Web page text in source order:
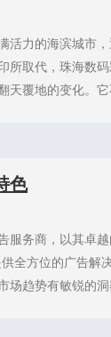
活力的海滨城市
所取代，珠海数
覆地的变化。它
色
服务商，以其卓
全方位的广告
趋势有敏锐的洞